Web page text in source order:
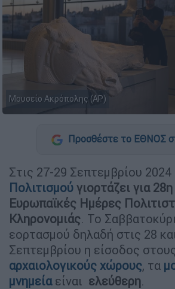
Μουσείο Ακρόπολης (AP)
Προσθέστε το ΕΘΝΟΣ
Στις 27-29 Σεπτεμβρίου 2024
Πολιτισμού γιορτάζει για
Ευρωπαϊκές Ημέρες
Κληρονομιάς. Το
εορτασμού δηλαδή στις 28
Σεπτεμβρίου η είσοδος
αρχαιολογικούς χώρους, τα
μνημείαείναι ελεύθερη.